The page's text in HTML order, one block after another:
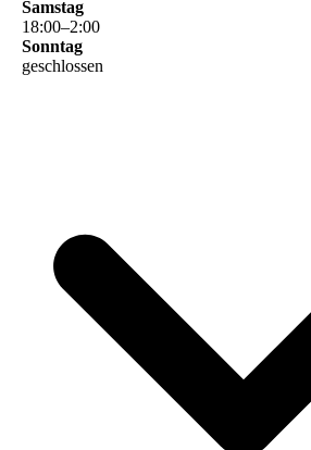
Samstag
18:00–2:00
Sonntag
geschlossen